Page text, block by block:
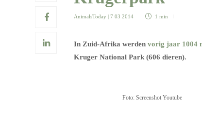
AnimalsToday | 7 03 2014 1 min
In Zuid-Afrika werden vorig jaar 1004
Kruger National Park (606 dieren).
Foto: Screenshot Youtube